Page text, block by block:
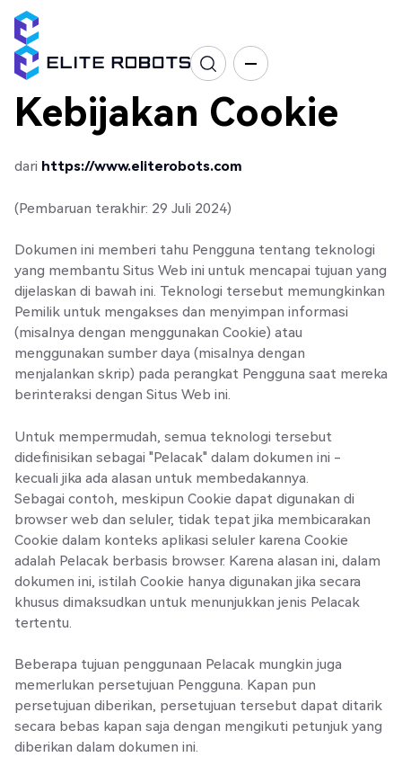
Kebijakan Cookie
dari https://www.eliterobots.com
(Pembaruan terakhir: 29 Juli 2024)
Dokumen ini memberi tahu Pengguna tentang teknologi
yang membantu Situs Web ini untuk mencapai tujuan yang
dijelaskan di bawah ini. Teknologi tersebut memungkinkan
Pemilik untuk mengakses dan menyimpan informasi
(misalnya dengan menggunakan Cookie) atau
menggunakan sumber daya (misalnya dengan
menjalankan skrip) pada perangkat Pengguna saat mereka
berinteraksi dengan Situs Web ini.
Untuk mempermudah, semua teknologi tersebut
didefinisikan sebagai "Pelacak" dalam dokumen ini -
kecuali jika ada alasan untuk membedakannya.
Sebagai contoh, meskipun Cookie dapat digunakan di
browser web dan seluler, tidak tepat jika membicarakan
Cookie dalam konteks aplikasi seluler karena Cookie
adalah Pelacak berbasis browser. Karena alasan ini, dalam
dokumen ini, istilah Cookie hanya digunakan jika secara
khusus dimaksudkan untuk menunjukkan jenis Pelacak
tertentu.
Beberapa tujuan penggunaan Pelacak mungkin juga
memerlukan persetujuan Pengguna. Kapan pun
persetujuan diberikan, persetujuan tersebut dapat ditarik
secara bebas kapan saja dengan mengikuti petunjuk yang
diberikan dalam dokumen ini.